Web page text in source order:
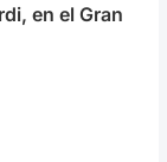
en el Gran